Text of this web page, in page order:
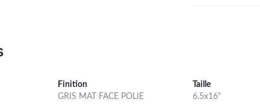
Finition
GRIS MAT FACE POLIE
Taille
6.5x16"